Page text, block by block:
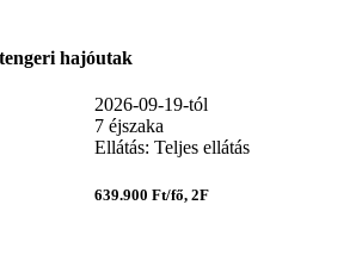
hajóutak
2026-09-19-tól
7 éjszaka
Ellátás: Teljes ellátás
639.900 Ft/fő, 2F